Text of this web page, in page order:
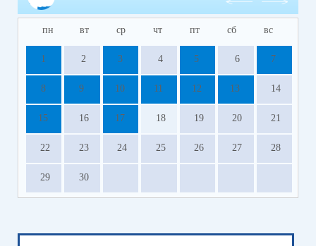
пн вт ср чт пт сб вс
1 2 3 4 5 6 7
8 9 10 11 12 13 14
15 16 17 18 19 20 21
22 23 24 25 26 27 28
29 30